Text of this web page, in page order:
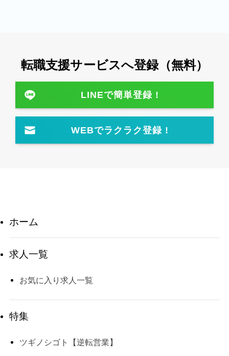
転職⽀援サービスへ登録（無料）
LINEで簡単登録 !
WEBでラクラク登録 !
ホーム
求人一覧
お気に入り求人一覧
特集
ツギノシゴト【逆転営業】